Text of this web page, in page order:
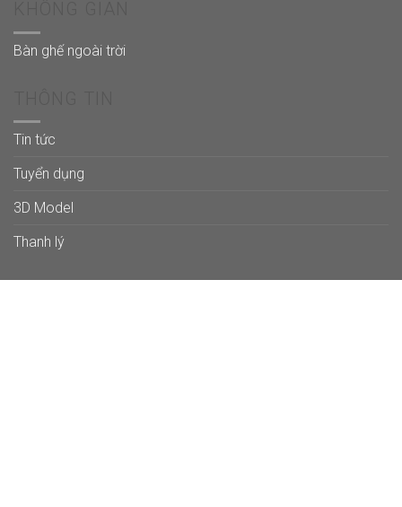
Bàn ghế ngoài trời
Tin tức
Tuyển dụng
3D Model
Thanh lý